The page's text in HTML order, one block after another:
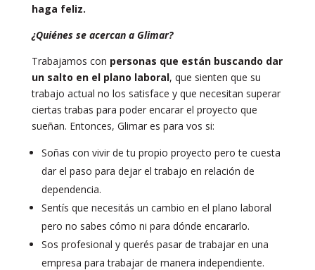
haga feliz.
¿Quiénes se acercan a Glimar?
Trabajamos con personas que están buscando dar
un salto en el plano laboral, que sienten que su
trabajo actual no los satisface y que necesitan superar
ciertas trabas para poder encarar el proyecto que
sueñan. Entonces, Glimar es para vos si:
Soñas con vivir de tu propio proyecto pero te cuesta
dar el paso para dejar el trabajo en relación de
dependencia.
Sentís que necesitás un cambio en el plano laboral
pero no sabes cómo ni para dónde encararlo.
Sos profesional y querés pasar de trabajar en una
empresa para trabajar de manera independiente.